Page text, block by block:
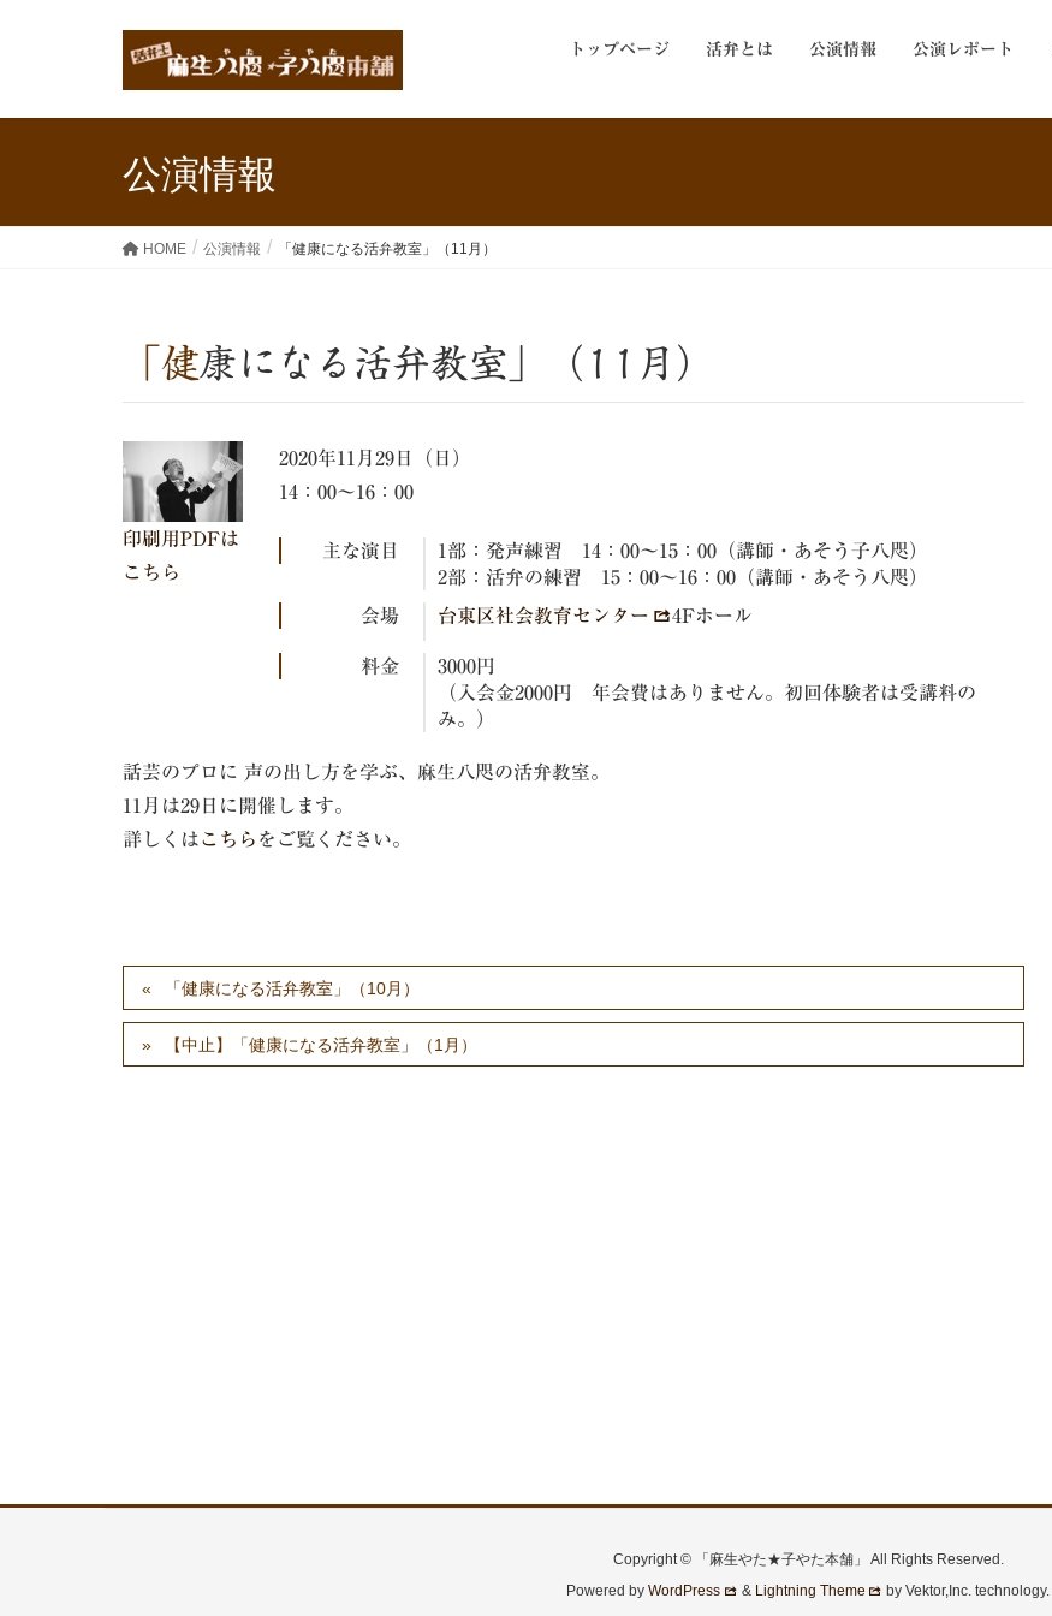
トップページ 活弁とは 公演情報 公演レポート
公演情報
HOME 公演情報 「健康になる活弁教室」（11月）
「健康になる活弁教室」（11月）
印刷用PDFは
こちら
2020年11月29日（日）
14：00～16：00
主な演目
1部：発声練習 14：00～15：00（講師・あそう子八咫）
2部：活弁の練習 15：00～16：00（講師・あそう八咫）
会場
台東区社会教育センター 4Fホール
料金
3000円
（入会金2000円 年会費はありません。初回体験者は受講料の
み。）
話芸のプロに 声の出し方を学ぶ、麻生八咫の活弁教室。
11月は29日に開催します。
詳しくはこちら をご覧ください。
「健康になる活弁教室」（10月）
【中止】「健康になる活弁教室」（1月）
Copyright © 「麻生やた★子やた本舗」 All Rights Reserved.
Powered byWordPress & Lightning Theme by Vektor,Inc. technology.